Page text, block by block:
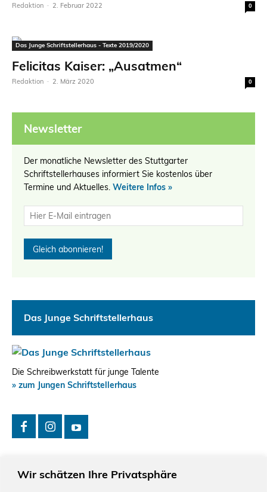
Wir schätzen Ihre Privatsphäre
Redaktion - 2. Februar 2022 0
Das Junge Schriftstellerhaus - Texte 2019/2020
Felicitas Kaiser: „Ausatmen“
Redaktion - 2. März 2020 0
Newsletter
Der monatliche Newsletter des Stuttgarter
Schriftstellerhauses informiert Sie kostenlos über
Termine und Aktuelles. Weitere Infos »
Das Junge Schriftstellerhaus
Die Schreibwerkstatt für junge Talente
» zum Jungen Schriftstellerhaus